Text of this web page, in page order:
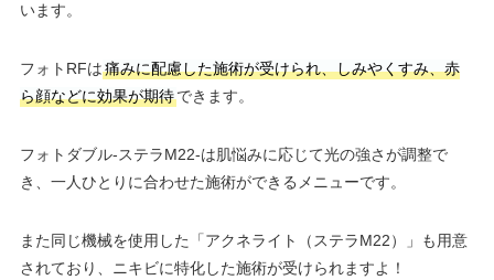
います。
フォトRFは痛みに配慮した施術が受けられ、しみやくすみ、赤
ら顔などに効果が期待できます。
フォトダブル-ステラM22-は肌悩みに応じて光の強さが調整で
き、一人ひとりに合わせた施術ができるメニューです。
また同じ機械を使用した「アクネライト（ステラM22）」も用意
されており、ニキビに特化した施術が受けられますよ！